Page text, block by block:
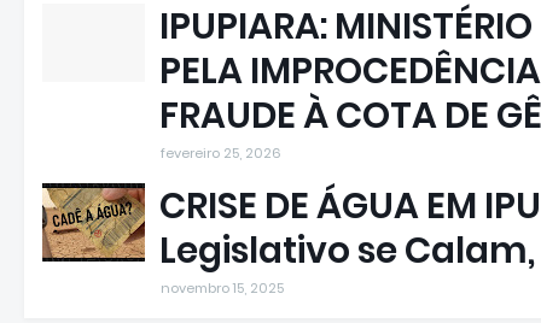
IPUPIARA:
PELA
FRAUDE À COTA DE
fevereiro 25, 2026
CRISE DE ÁGUA EM
Legislativo se
novembro 15, 2025